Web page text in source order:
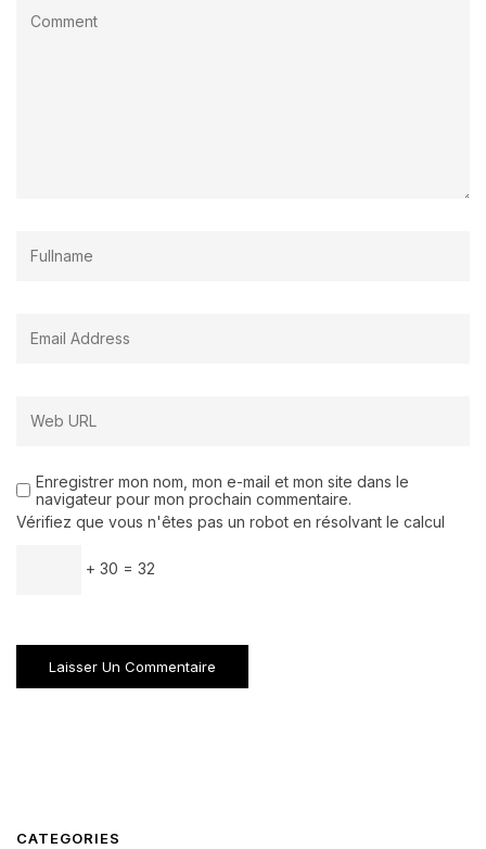
Enregistrer mon nom, mon e-mail et mon site dans le
navigateur pour mon prochain commentaire.
Vérifiez que vous n'êtes pas un robot en résolvant le calcul
+ 30 = 32
CATEGORIES